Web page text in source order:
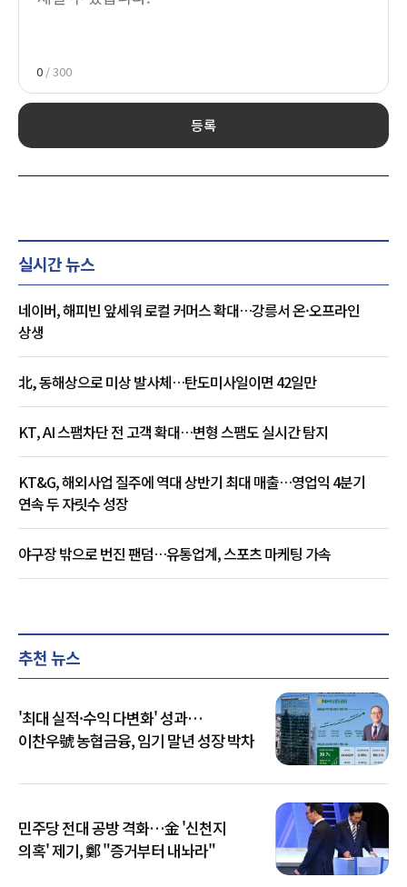
0 / 300
등록
실시간 뉴스
네이버, 해피빈 앞세워 로컬 커머스 확대…강릉서 온·오프라인
상생
北, 동해상으로 미상 발사체…탄도미사일이면 42일만
KT, AI 스팸차단 전 고객 확대…변형 스팸도 실시간 탐지
KT&G, 해외사업 질주에 역대 상반기 최대 매출…영업익 4분기
연속 두 자릿수 성장
야구장 밖으로 번진 팬덤…유통업계, 스포츠 마케팅 가속
추천 뉴스
'최대 실적·수익 다변화' 성과…
이찬우號 농협금융, 임기 말년 성장 박차
민주당 전대 공방 격화…金 '신천지
의혹' 제기, 鄭 "증거부터 내놔라"